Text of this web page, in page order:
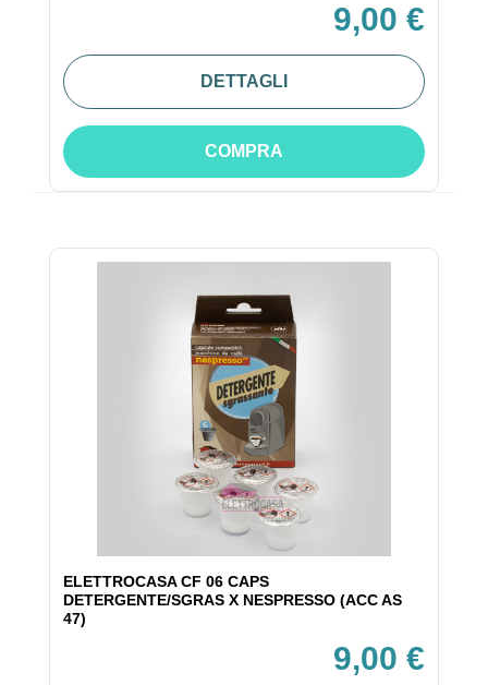
9,00 €
DETTAGLI
COMPRA
ELETTROCASA CF 06 CAPS
DETERGENTE/SGRAS X NESPRESSO (ACC AS
47)
9,00 €